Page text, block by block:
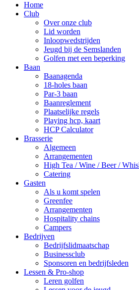
Home
Club
Over onze club
Lid worden
Inloopwedstrijden
Jeugd bij de Semslanden
Golfen met een beperking
Baan
Baanagenda
18-holes baan
Par-3 baan
Baanreglement
Plaatselijke regels
Playing hcp, kaart
HCP Calculator
Brasserie
Algemeen
Arrangementen
High Tea / Wine / Beer /
Catering
Gasten
Als u komt spelen
Greenfee
Arrangementen
Hospitality chains
Campers
Bedrijven
Bedrijfslidmaatschap
Businessclub
Sponsoren en bedrijfsleden
Lessen & Pro-shop
Leren golfen